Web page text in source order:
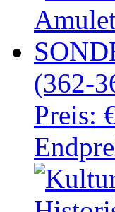
(362-
Preis: